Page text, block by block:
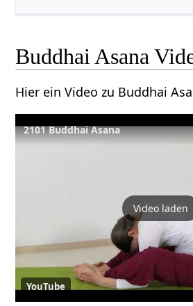
Buddhai Asana
Hier ein Video zu Buddhai
2101 Buddhai Asana
Video laden
YouTube